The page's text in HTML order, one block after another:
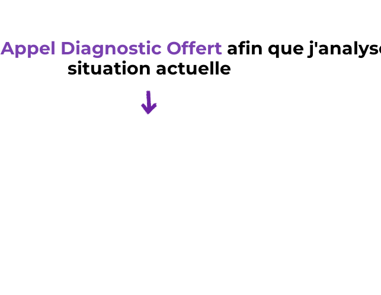
Appel Diagnostic Offert afin que
situation actuelle